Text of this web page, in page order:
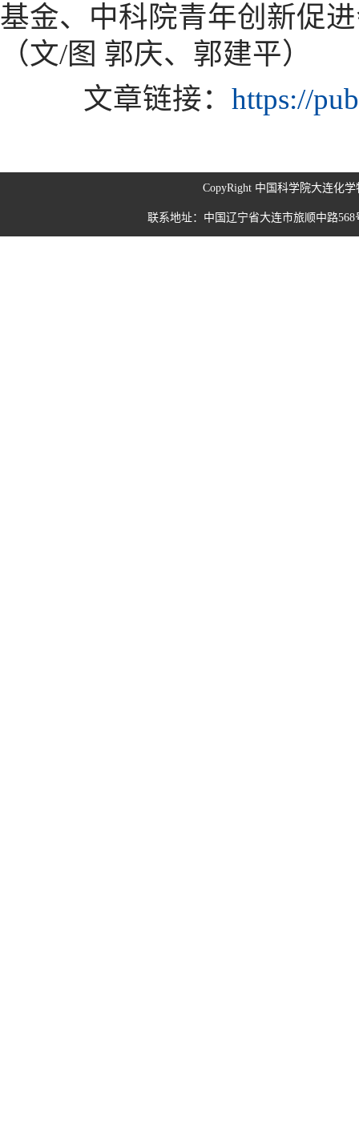
基金、中科院青年创新促
（文/图 郭庆、郭建平）
文章链接： https://
CopyRight 中国科学院大连化
联系地址：中国辽宁省大连市旅顺中路568